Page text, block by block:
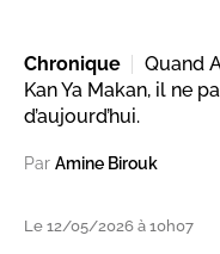
Chronique
Quand
Kan Ya Makan, il ne
d’aujourd’hui.
Par Amine Birouk
Le 12/05/2026 à 10h07